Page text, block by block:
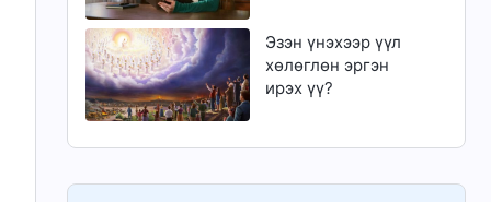
Эзэн үнэхээр үүл
хөлөглөн эргэн
ирэх үү?